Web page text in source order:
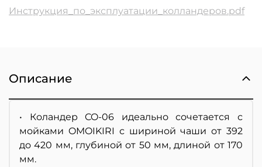
Инструкция_по_эксплуатации_колландеров.pdf
Описание
• Коландер CO-06 идеально сочетается с
мойками OMOIKIRI с шириной чаши от 392
до 420 мм, глубиной от 50 мм, длиной от 170
мм.